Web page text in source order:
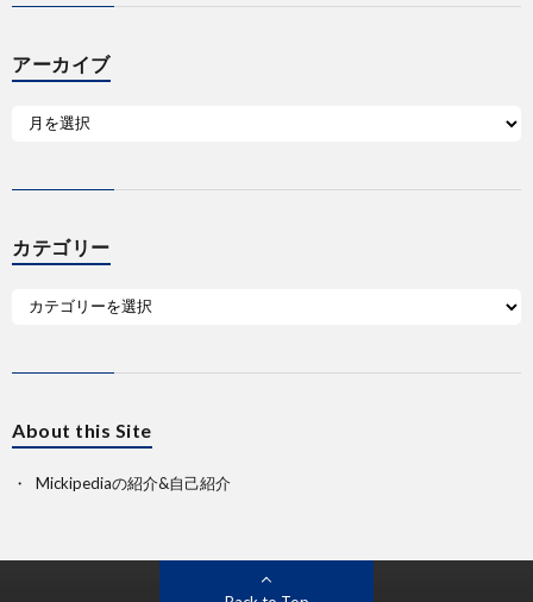
アーカイブ
カテゴリー
About this Site
Mickipediaの紹介&自己紹介